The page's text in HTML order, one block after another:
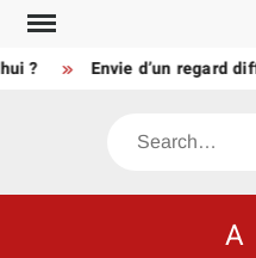
Skip
content Envie d’un regard
Search
A